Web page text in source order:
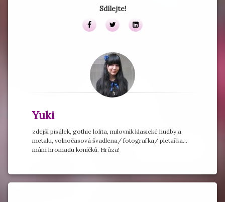
Sdílejte!
FacebookTwitterLinkedIn
Yuki
zdejší pisálek, gothic lolita, milovník klasické hudby a
metalu, volnočasová švadlena/ fotografka/ pletařka...
mám hromadu koníčků. Hrůza!